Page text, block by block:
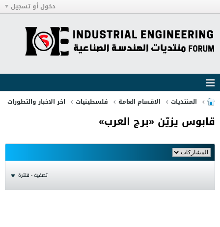
دخول أو تسجيل
المنتديات الاقسام العامة فلسطينيات اخر الاخبار والتطورات
قابوس يزيّن «برج العرب»
تصفية - فلترة